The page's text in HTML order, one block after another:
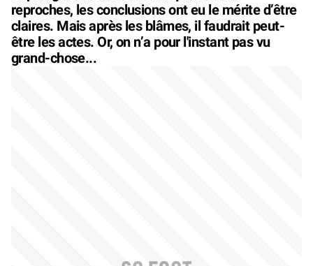
reproches, les conclusions ont eu le mérite d’être
claires. Mais après les blâmes, il faudrait peut-
être les actes. Or, on n’a pour l'instant pas vu
grand-chose...